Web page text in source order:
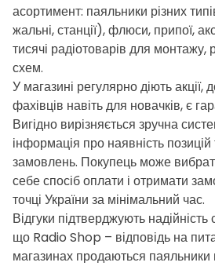
асортимент: паяльники різних
жальні, станції), флюси, припої,
тисячі радіотоварів для монтажу,
схем.
У магазині регулярно діють акції,
фахівців навіть для новачків, є
Вигідно вирізняється зручна
інформація про наявність
замовлень. Покупець може
себе спосіб оплати і отримати
точці України за мінімальний час.
Відгуки підтверджують надійність
що Radio Shop – відповідь на
магазинах продаються паяльники